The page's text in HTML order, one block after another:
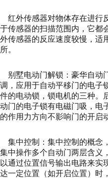
红外传感器对物体存在进行
于传感器的扫描范围内，它都
外传感器的反应速度较慢，适
所。
别墅电动门解锁：豪华自动
调，应用于自动平移门的电子
件的电动锁，锁电机的三种。
动门的电子锁有电磁门吸，电
的作用力方向不影响门的开启
集中控制：集中控制的概念
集中操作多个自动门两层含义
以通过位置信号输出电路来实
达一定位置（如开启位置）时